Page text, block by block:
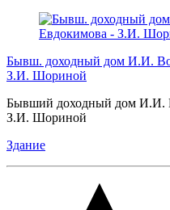
Бывш. доходный дом И.И.
З.И. Шориной
Бывший доходный дом И.И.
З.И. Шориной
Здание